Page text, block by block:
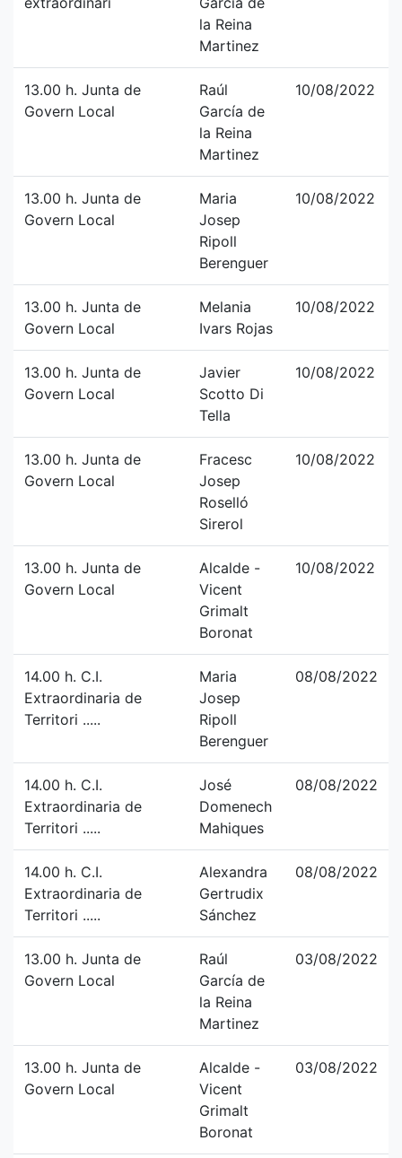
la Reina
Martinez
13.00 h. Junta de
Govern Local
Raúl
García de
la Reina
Martinez
10/08/2022
13.00 h. Junta de
Govern Local
Maria
Josep
Ripoll
Berenguer
10/08/2022
13.00 h. Junta de
Govern Local
Melania
Ivars Rojas
10/08/2022
13.00 h. Junta de
Govern Local
Javier
Scotto Di
Tella
10/08/2022
13.00 h. Junta de
Govern Local
Fracesc
Josep
Roselló
Sirerol
10/08/2022
13.00 h. Junta de
Govern Local
Alcalde -
Vicent
Grimalt
Boronat
10/08/2022
14.00 h. C.I.
Extraordinaria de
Territori .....
Maria
Josep
Ripoll
Berenguer
08/08/2022
14.00 h. C.I.
Extraordinaria de
Territori .....
José
Domenech
Mahiques
08/08/2022
14.00 h. C.I.
Extraordinaria de
Territori .....
Alexandra
Gertrudix
Sánchez
08/08/2022
13.00 h. Junta de
Govern Local
Raúl
García de
la Reina
Martinez
03/08/2022
13.00 h. Junta de
Govern Local
Alcalde -
Vicent
Grimalt
Boronat
03/08/2022